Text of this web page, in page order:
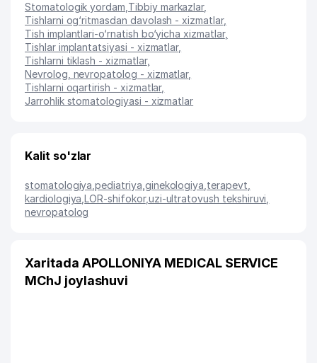
Stomatologik yordam Tibbiy markazlar,
Tishlarni og‘ritmasdan davolash - xizmatlar,
Tish implantlari-o‘rnatish bo‘yicha xizmatlar,
Tishlar implantatsiyasi - xizmatlar,
Tishlarni tiklash - xizmatlar,
Nevrolog, nevropatolog - xizmatlar,
Tishlarni oqartirish - xizmatlar,
Jarrohlik stomatologiyasi - xizmatlar
Kalit so'zlar
stomatologiya ,pediatriya ginekologiya terapevt
kardiologiya ,LOR-shifokor,uzi-ultratovush tekshiruvi
nevropatolog
Xaritada APOLLONIYA MEDICAL SERVICE
MChJ joylashuvi